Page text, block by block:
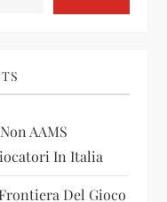
AAMS
In Italia
Del Gioco